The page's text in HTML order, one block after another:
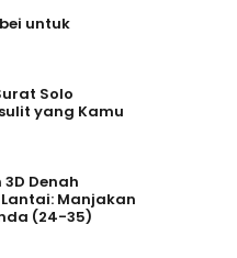
untuk
Solo
yang Kamu
Denah
Manjakan
(24-35)